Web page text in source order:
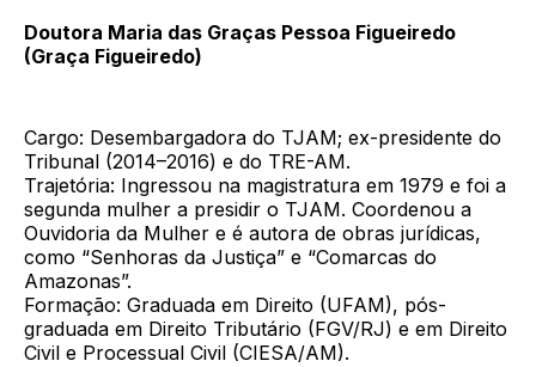
Doutora Maria das Graças Pessoa Figueiredo
(Graça Figueiredo)
Cargo: Desembargadora do TJAM; ex-presidente do
Tribunal (2014–2016) e do TRE-AM.
Trajetória: Ingressou na magistratura em 1979 e foi a
segunda mulher a presidir o TJAM. Coordenou a
Ouvidoria da Mulher e é autora de obras jurídicas,
como “Senhoras da Justiça” e “Comarcas do
Amazonas”.
Formação: Graduada em Direito (UFAM), pós-
graduada em Direito Tributário (FGV/RJ) e em Direito
Civil e Processual Civil (CIESA/AM).